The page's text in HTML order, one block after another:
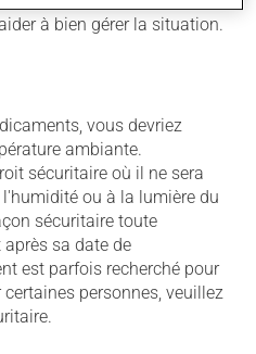
à bien gérer la situation.
vous devriez
ambiante.
sécuritaire où il ne sera
ou à la lumière du
sécuritaire toute
sa date de
est parfois recherché pour
personnes, veuillez